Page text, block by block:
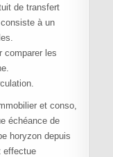
de transfert
à un
comparer les
et conso,
échéance de
horyzon depuis
effectue